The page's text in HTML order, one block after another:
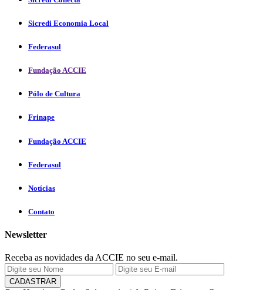
Sicredi Economia Local
Federasul
Fundação ACCIE
Pólo de Cultura
Frinape
Fundação ACCIE
Federasul
Notícias
Contato
Newsletter
Receba as novidades da ACCIE no seu e-mail.